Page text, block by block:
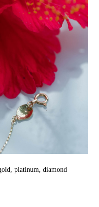
platinum, diamond